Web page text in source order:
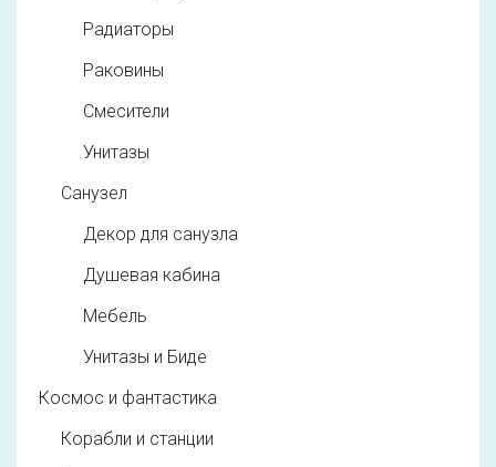
Радиаторы
Раковины
Смесители
Унитазы
Санузел
Декор для санузла
Душевая кабина
Мебель
Унитазы и Биде
Космос и фантастика
Корабли и станции